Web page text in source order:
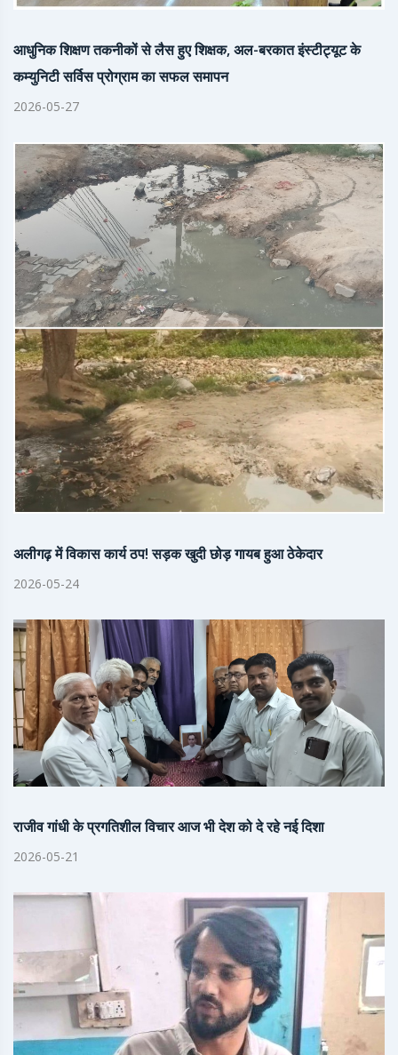
आधुनिक शिक्षण तकनीकों से लैस हुए शिक्षक, अल-बरकात इंस्टीट्यूट के
कम्युनिटी सर्विस प्रोग्राम का सफल समापन
2026-05-27
अलीगढ़ में विकास कार्य ठप! सड़क खुदी छोड़ गायब हुआ ठेकेदार
2026-05-24
राजीव गांधी के प्रगतिशील विचार आज भी देश को दे रहे नई दिशा
2026-05-21